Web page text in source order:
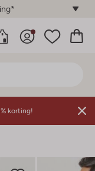
korting!